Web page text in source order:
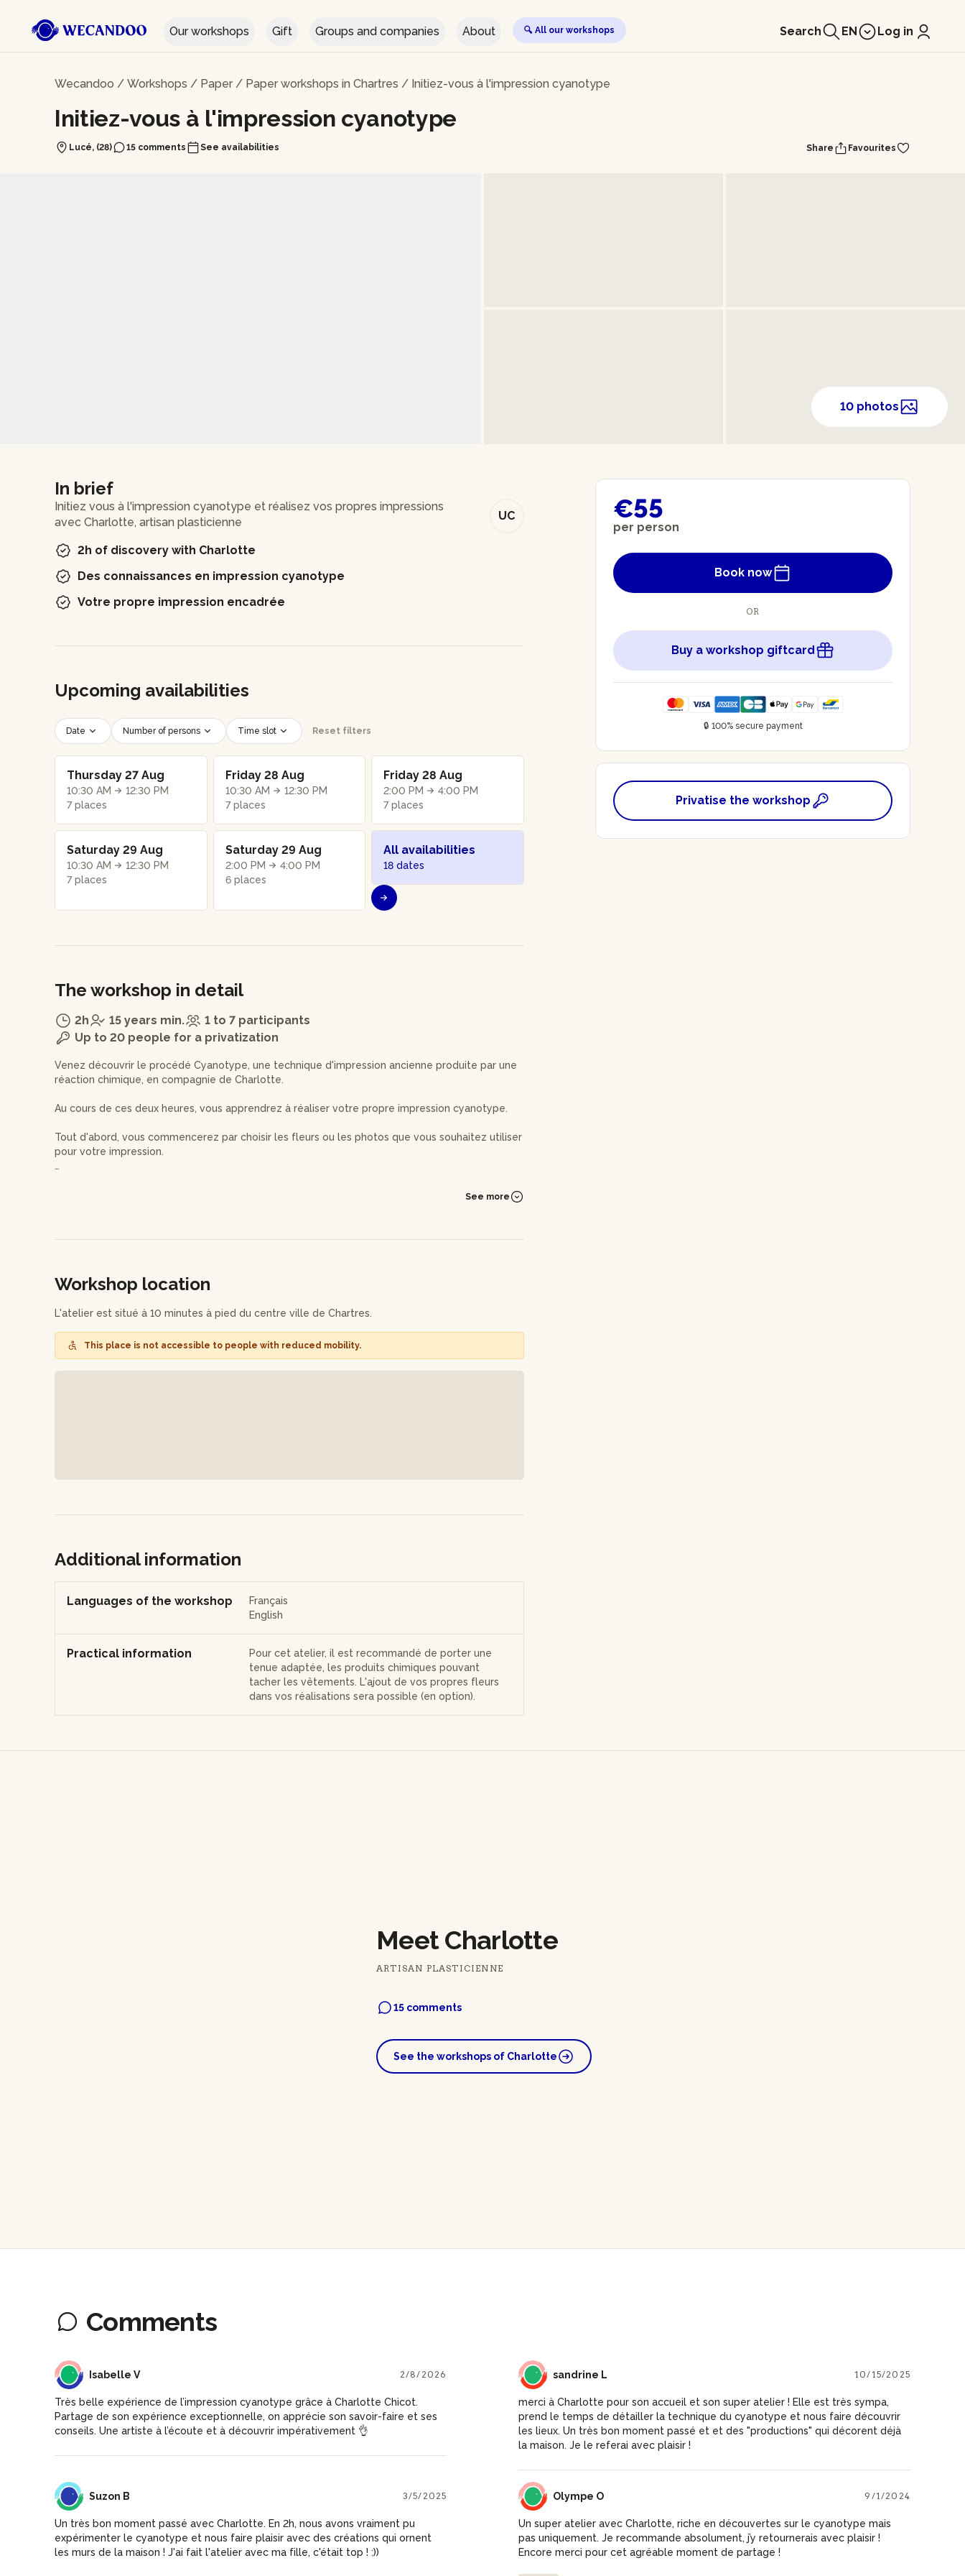
Our workshops Gift Groups and companies About 🔍 All our workshops Search EN Log in
Wecandoo / Workshops / Paper / Paper workshops in Chartres / Initiez-vous à l'impression cyanotype
Initiez-vous à l'impression cyanotype
Lucé, (28) 15 comments See availabilities Share Favourites
10 photos
In brief
UC
Initiez vous à l'impression cyanotype et réalisez vos propres impressions
avec Charlotte, artisan plasticienne
2h of discovery with Charlotte
Des connaissances en impression cyanotype
Votre propre impression encadrée
Upcoming availabilities
Date Number of persons Time slot Reset filters
Thursday 27 Aug
10:30 AM
12:30 PM
7 places
Friday 28 Aug
10:30 AM
12:30 PM
7 places
Friday 28 Aug
2:00 PM
4:00 PM
7 places
Saturday 29 Aug
10:30 AM
12:30 PM
7 places
Saturday 29 Aug
2:00 PM
4:00 PM
6 places
All availabilities
18 dates
The workshop in detail
2h 15 years min.
1 to 7 participants
Up to 20 people for a privatization
Venez découvrir le procédé Cyanotype, une technique d'impression ancienne produite par une
réaction chimique, en compagnie de Charlotte.
Au cours de ces deux heures, vous apprendrez à réaliser votre propre impression cyanotype.
Tout d'abord, vous commencerez par choisir les fleurs ou les photos que vous souhaitez utiliser
pour votre impression.
votre papier, vous placerez ensuite votre photo ou vos fleurs afin de créer votre motif unique.
permet :)
connaissances.
See more
Workshop location
L'atelier est situé à 10 minutes à pied du centre ville de Chartres.
This place is not accessible to people with reduced mobility.
Additional information
Languages of the workshop
Français
English
Practical information
Pour cet atelier, il est recommandé de porter une
tenue adaptée, les produits chimiques pouvant
tacher les vêtements. L'ajout de vos propres fleurs
dans vos réalisations sera possible (en option).
€55
per person
Book now
OR
Buy a workshop giftcard
🔒 100% secure payment
Privatise the workshop
Meet Charlotte
ARTISAN PLASTICIENNE
15 comments
See the workshops of Charlotte
Comments
IV Isabelle V 2/8/2026
Très belle expérience de l’impression cyanotype grâce à Charlotte Chicot.
Partage de son expérience exceptionnelle, on apprécie son savoir-faire et ses
conseils. Une artiste à l’écoute et à découvrir impérativement 👌
SL sandrine L 10/15/2025
merci à Charlotte pour son accueil et son super atelier ! Elle est très sympa,
prend le temps de détailler la technique du cyanotype et nous faire découvrir
les lieux. Un très bon moment passé et et des "productions" qui décorent déjà
la maison. Je le referai avec plaisir !
SB Suzon B 3/5/2025
Un très bon moment passé avec Charlotte. En 2h, nous avons vraiment pu
expérimenter le cyanotype et nous faire plaisir avec des créations qui ornent
les murs de la maison ! J'ai fait l'atelier avec ma fille, c'était top ! :))
OO Olympe O 9/1/2024
Un super atelier avec Charlotte, riche en découvertes sur le cyanotype mais
pas uniquement. Je recommande absolument, j’y retournerais avec plaisir !
Encore merci pour cet agréable moment de partage !